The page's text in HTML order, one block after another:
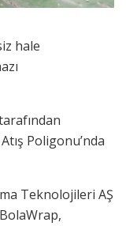
hale
Poligonu’nda
Teknolojileri AŞ